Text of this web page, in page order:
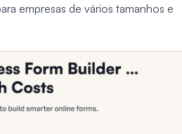
empresas de vários tamanhos e